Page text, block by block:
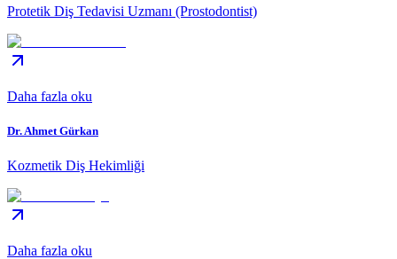
Protetik Diş Tedavisi Uzmanı (Prostodontist)
Daha fazla oku
Dr. Ahmet Gürkan
Kozmetik Diş Hekimliği
Daha fazla oku